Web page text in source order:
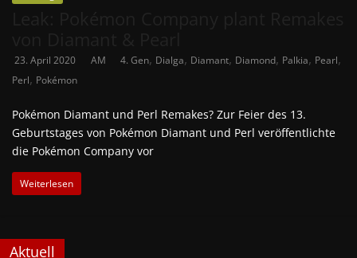
23. April 2020 AM 4. Gen, Dialga, Diamant, Diamond, Palkia, Pearl,
Perl, Pokémon
Pokémon Diamant und Perl Remakes? Zur Feier des 13.
Geburtstages von Pokémon Diamant und Perl veröffentlichte
die Pokémon Company vor
Weiterlesen
Aktuell